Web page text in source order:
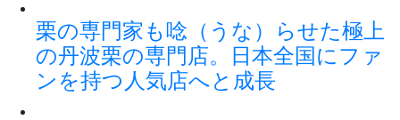
栗の専門家も唸（うな）らせた極上
の丹波栗の専門店。日本全国にファ
ンを持つ人気店へと成長